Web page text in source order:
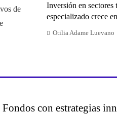
de
Inversión en
especializado crece
Otilia Adame Luevano
Fondos con estrategias